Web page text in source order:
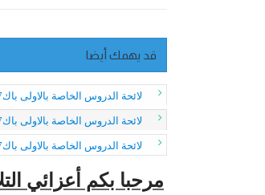
قد يهمك أيضا
لائحة الدروس الخاصة بالاولى باك5/7
لائحة الدروس الخاصة بالاولى باك4/7
لائحة الدروس الخاصة بالاولى باك6/7
مرحبا بكم أعزائي